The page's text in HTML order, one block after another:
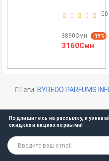
0
3890Смн -19%
3160Смн
Теги: BYREDO PARFUMS
Подпишитесь на рассылку, и
скидках и акциях первыми!